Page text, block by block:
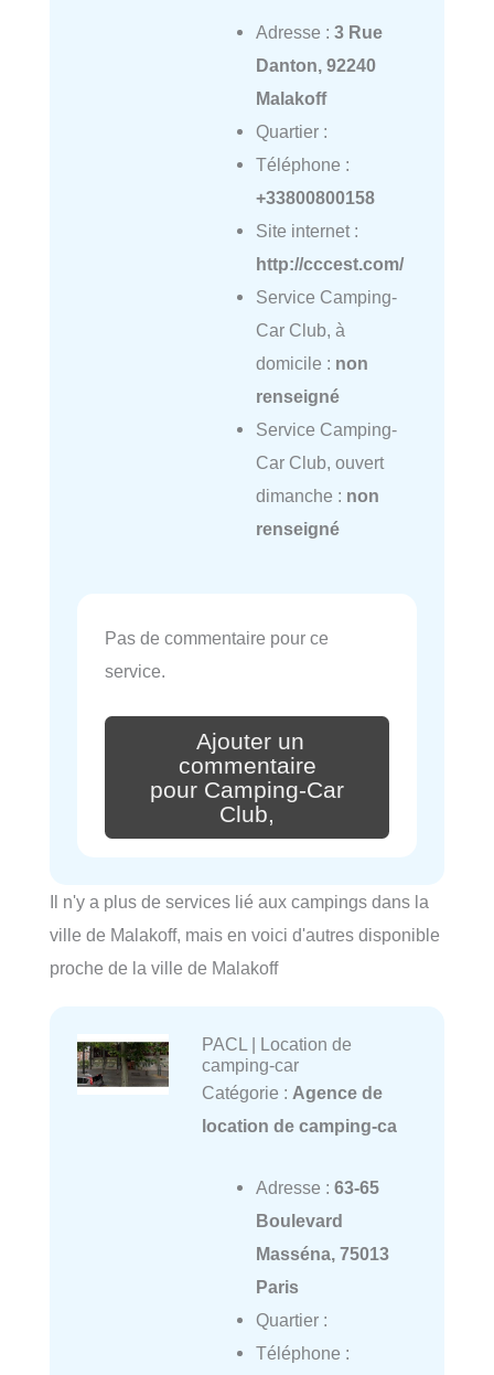
Adresse : 3 Rue
Danton, 92240
Malakoff
Quartier :
Téléphone :
+33800800158
Site internet :
http://cccest.com/
Service Camping-
Car Club, à
domicile : non
renseigné
Service Camping-
Car Club, ouvert
dimanche : non
renseigné
Pas de commentaire pour ce
service.
Ajouter un
commentaire
pour Camping-Car
Club,
Il n'y a plus de services lié aux campings dans la
ville de Malakoff, mais en voici d'autres disponible
proche de la ville de Malakoff
PACL | Location de
camping-car
Catégorie : Agence de
location de camping-ca
Adresse : 63-65
Boulevard
Masséna, 75013
Paris
Quartier :
Téléphone :